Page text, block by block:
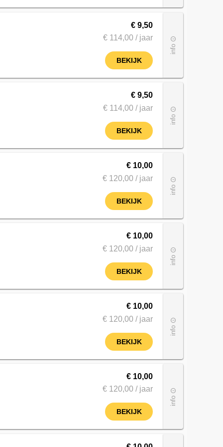
€ 9,50
€ 114,00 / jaar
BEKIJK
info
info_outline
€ 9,50
€ 114,00 / jaar
BEKIJK
info
info_outline
€ 10,00
€ 120,00 / jaar
BEKIJK
info
info_outline
€ 10,00
€ 120,00 / jaar
BEKIJK
info
info_outline
€ 10,00
€ 120,00 / jaar
BEKIJK
info
info_outline
€ 10,00
€ 120,00 / jaar
BEKIJK
info
info_outline